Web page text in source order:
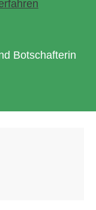
Botschafterin